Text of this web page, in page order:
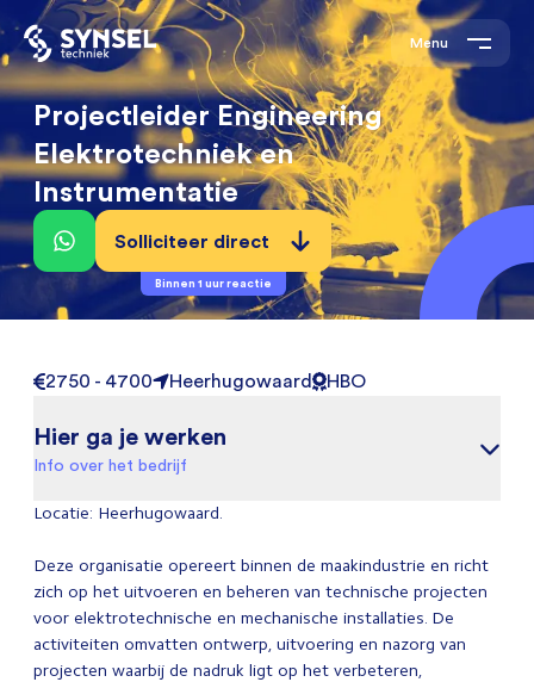
Menu
Projectleider Engineering
Elektrotechniek en
Instrumentatie
Solliciteer direct
Binnen 1 uur reactie
2750 - 4700 Heerhugowaard HBO
Hier ga je werken
Info over het bedrijf
Locatie: Heerhugowaard.
Deze organisatie opereert binnen de maakindustrie en richt
zich op het uitvoeren en beheren van technische projecten
voor elektrotechnische en mechanische installaties. De
activiteiten omvatten ontwerp, uitvoering en nazorg van
projecten waarbij de nadruk ligt op het verbeteren,